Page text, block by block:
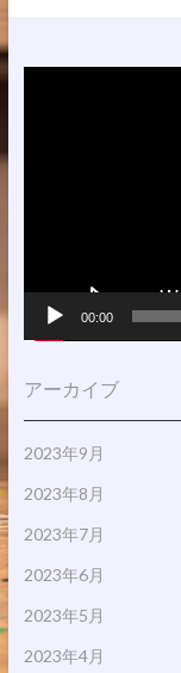
00:00
アーカイブ
2023年9月
2023年8月
2023年7月
2023年6月
2023年5月
2023年4月